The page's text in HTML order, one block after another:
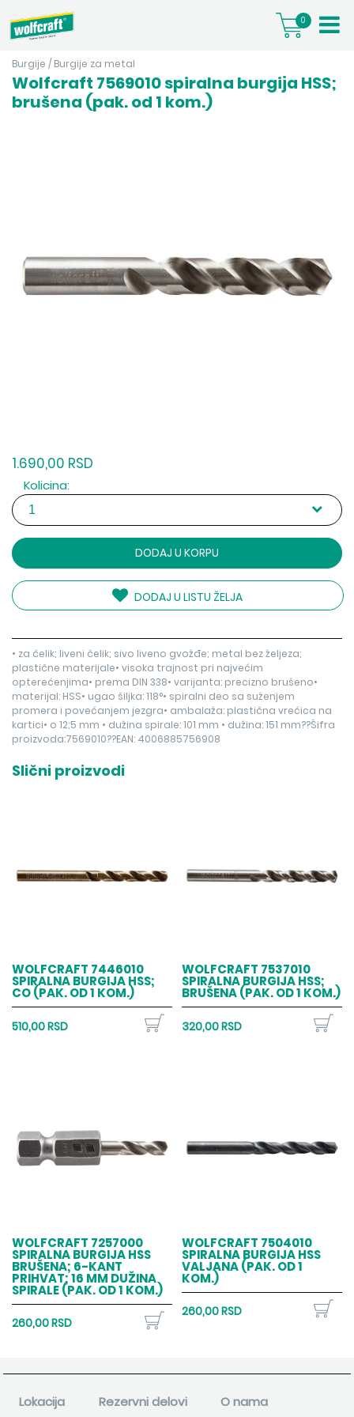
0
Burgije / Burgije za metal
Wolfcraft 7569010 spiralna burgija HSS;
brušena (pak. od 1 kom.)
1.690,00 RSD
Kolicina:
DODAJ U KORPU
DODAJ U LISTU ŽELJA
• za čelik; liveni čelik; sivo liveno gvožđe; metal bez željeza;
plastične materijale• visoka trajnost pri najvećim
opterećenjima• prema DIN 338• varijanta: precizno brušeno•
materijal: HSS• ugao šiljka: 118°• spiralni deo sa suženjem
promera i povećanjem jezgra• ambalaža: plastična vrećica na
kartici• o 12;5 mm • dužina spirale: 101 mm • dužina: 151 mm??Šifra
proizvoda:7569010??EAN: 4006885756908
Slični proizvodi
WOLFCRAFT 7446010
SPIRALNA BURGIJA HSS;
CO (PAK. OD 1 KOM.)
510,00 RSD
WOLFCRAFT 7537010
SPIRALNA BURGIJA HSS;
BRUŠENA (PAK. OD 1 KOM.)
320,00 RSD
WOLFCRAFT 7257000
SPIRALNA BURGIJA HSS
BRUŠENA; 6-KANT
PRIHVAT; 16 MM DUŽINA
SPIRALE (PAK. OD 1 KOM.)
260,00 RSD
WOLFCRAFT 7504010
SPIRALNA BURGIJA HSS
VALJANA (PAK. OD 1
KOM.)
260,00 RSD
Lokacija Rezervni delovi O nama